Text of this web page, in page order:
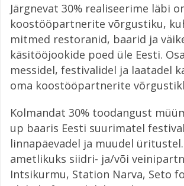
Järgnevat 30% realiseerime läbi
koostööpartnerite võrgustiku,
mitmed restoranid, baarid ja
käsitööjookide poed üle Eesti.
messidel, festivalidel ja laatadel
oma koostööpartnerite
Kolmandat 30% toodangust
up baaris Eesti suurimatel
linnapäevadel ja muudel
ametlikuks siidri- ja/või
Intsikurmu, Station Narva, Seto